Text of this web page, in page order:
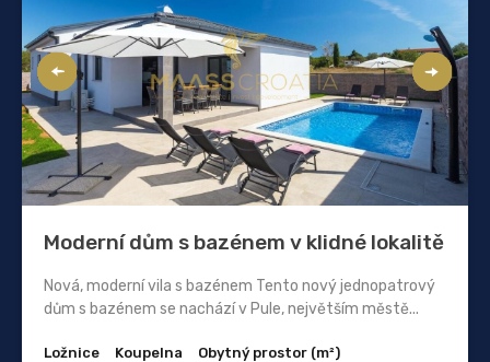
Moderní dům s bazénem v klidné lokalitě
Nová, moderní vila s bazénem Tento nový jednopatrový
dům s bazénem se nachází v Pule, největším městě...
Ložnice
Koupelna
Obytný prostor (m²)